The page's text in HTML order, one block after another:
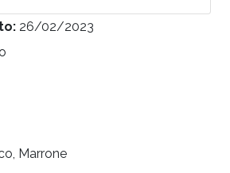
26/02/2023
Marrone